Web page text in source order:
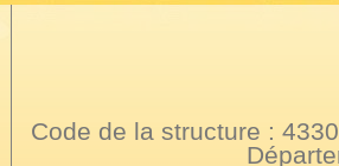
Code de la structure :